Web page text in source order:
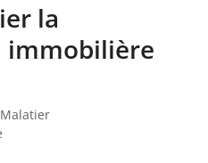
la
immobilière